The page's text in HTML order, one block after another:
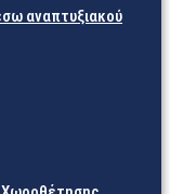
αναπτυξιακού